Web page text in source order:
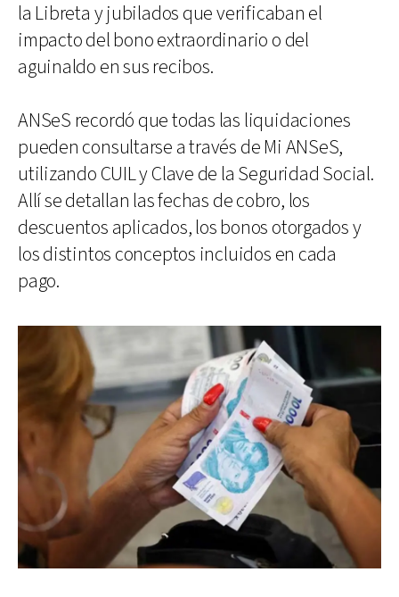
la Libreta y jubilados que verificaban el
impacto del bono extraordinario o del
aguinaldo en sus recibos.
ANSeS recordó que todas las liquidaciones
pueden consultarse a través de Mi ANSeS,
utilizando CUIL y Clave de la Seguridad Social.
Allí se detallan las fechas de cobro, los
descuentos aplicados, los bonos otorgados y
los distintos conceptos incluidos en cada
pago.